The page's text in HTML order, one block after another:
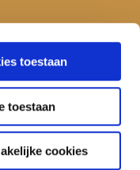
toestaan
toestaan
cookies